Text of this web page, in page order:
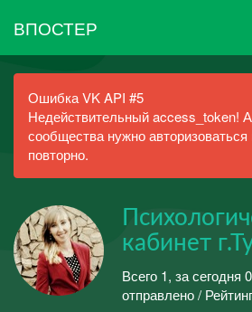
ВПОСТЕР
Ошибка VK API #5
Недействительный access_token!
сообщества нужно авторизоваться
повторно.
кабинет
Всего 1, за сегодня
отправлено /